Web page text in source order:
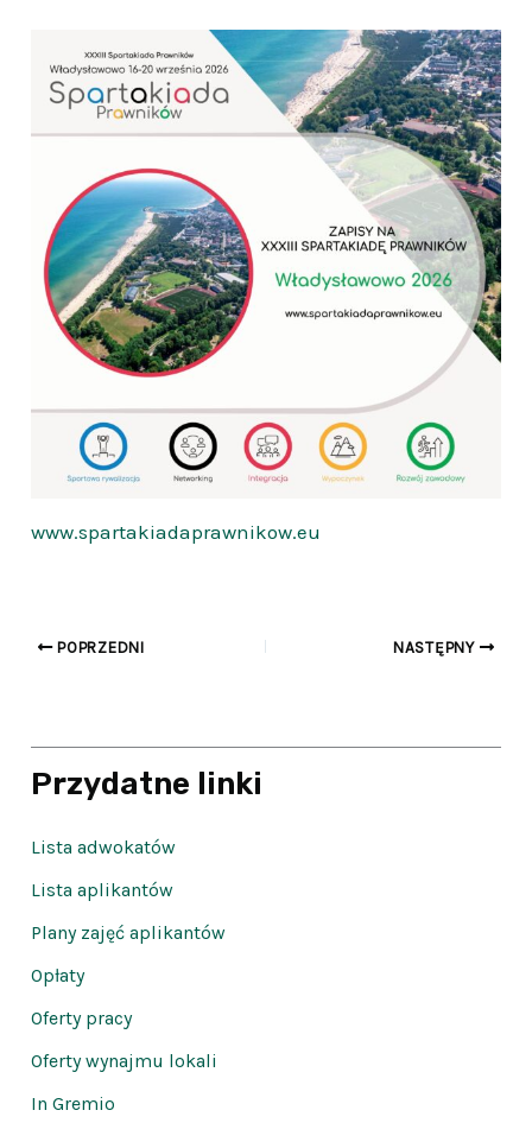
www.spartakiadaprawnikow.eu
POPRZEDNI NASTĘPNY
Przydatne linki
Lista adwokatów
Lista aplikantów
Plany zajęć aplikantów
Opłaty
Oferty pracy
Oferty wynajmu lokali
In Gremio